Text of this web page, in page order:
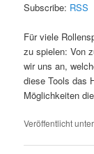
Subscribe: RSS
Für viele
zu spielen: Von
wir uns an,
diese Tools das
Möglichkeiten
Veröffentlicht unter